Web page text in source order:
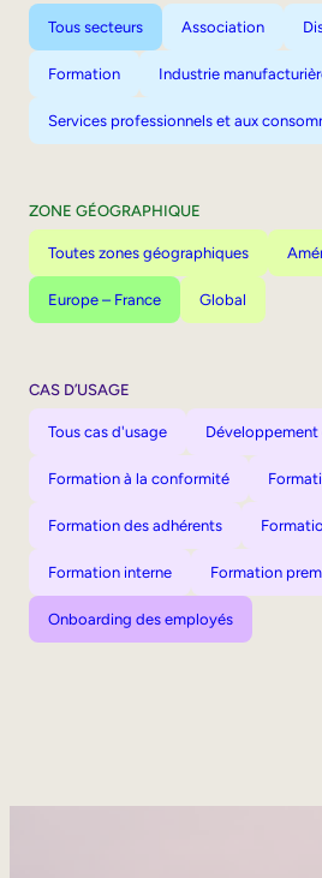
Tous secteurs Association
Formation Industrie
Services professionnels et aux
ZONE GÉOGRAPHIQUE
Toutes zones géographiques
Europe – France Global
CAS D’USAGE
Tous cas d'usage
Formation à la conformité
Formation des adhérents
Formation interne Formation
Onboarding des employés